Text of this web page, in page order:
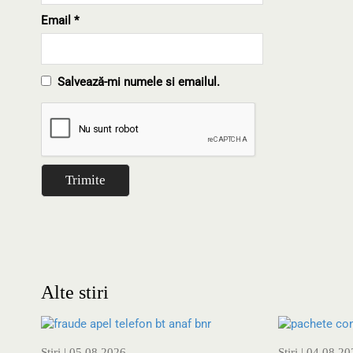
Email *
Salvează-mi numele si emailul.
Alte stiri